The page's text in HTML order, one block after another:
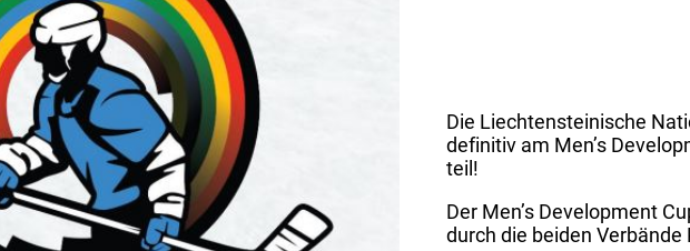
Die Liechtensteinische
definitiv am Men’s
teil!
Der Men’s Development
durch die beiden